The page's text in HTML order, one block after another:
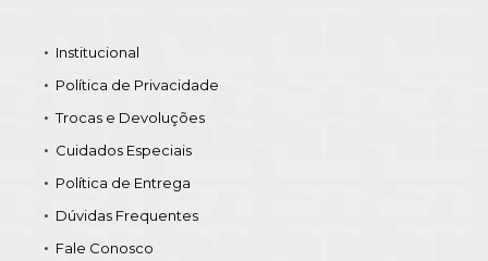
Institucional
Política de Privacidade
Trocas e Devoluções
Cuidados Especiais
Política de Entrega
Dúvidas Frequentes
Fale Conosco